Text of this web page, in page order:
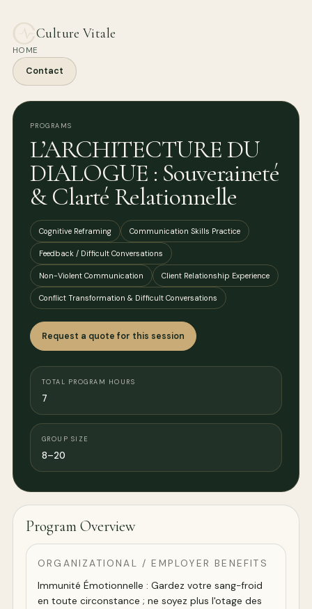
Culture Vitale
HOME
Contact
PROGRAMS
L’ARCHITECTURE DU
DIALOGUE : Souveraineté
& Clarté Relationnelle
Cognitive Reframing Communication Skills Practice
Feedback / Difficult Conversations
Non-Violent Communication Client Relationship Experience
Conflict Transformation & Difficult Conversations
Request a quote for this session
TOTAL PROGRAM HOURS
7
GROUP SIZE
8–20
Program Overview
ORGANIZATIONAL / EMPLOYER BENEFITS
Immunité Émotionnelle : Gardez votre sang-froid
en toute circonstance ; ne soyez plus l'otage des